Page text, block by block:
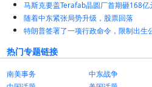
马斯克要盖Terafab晶圆厂首期砸168亿
随着中东紧张局势升级，股票回落
特朗普签署了一项行政命令，限制出生
热门专题链接
南美事务 中东战争